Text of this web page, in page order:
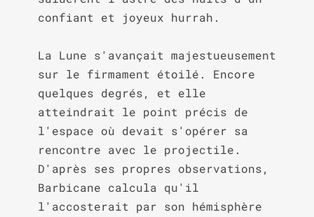
confiant et joyeux hurrah.
La Lune s'avançait majestueusement
sur le firmament étoilé. Encore
quelques degrés, et elle
atteindrait le point précis de
l'espace où devait s'opérer sa
rencontre avec le projectile.
D'après ses propres observations,
Barbicane calcula qu'il
l'accosterait par son hémisphère